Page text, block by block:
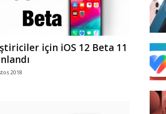
için iOS 12 Beta 11
2018